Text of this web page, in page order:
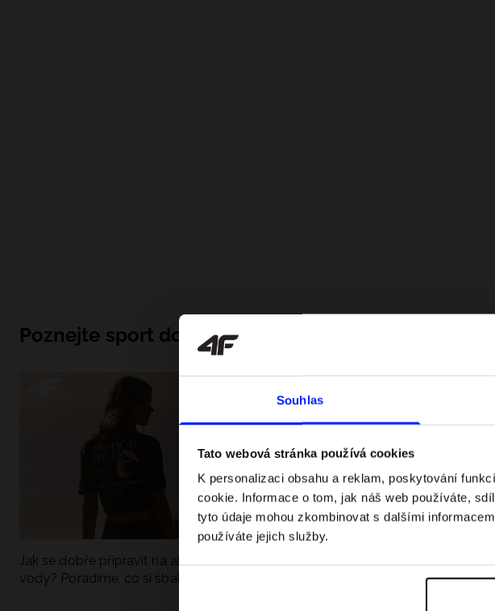
Souhlas
Tato webová stránka používá cookies
K personalizaci obsahu a reklam, poskytování
cookie. Informace o tom, jak náš web používáte,
tyto údaje mohou zkombinovat s dalšími
používáte jejich služby.
Poznejte sport do hloubky
Jak se dobře připravit na aktivní den u
vody? Poradíme, co si sbalit
kategorie? Kompletní průvodce